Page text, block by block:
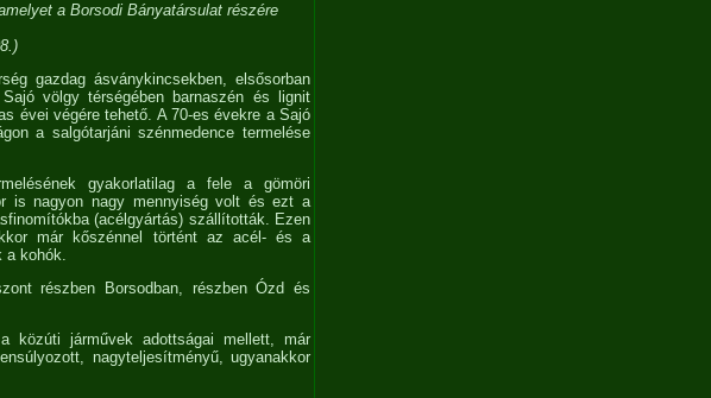
a Borsodi Bányatársulat részére
gazdag ásványkincsekben, elsősorban
völgy térségében barnaszén és lignit
évei végére tehető. A 70-es évekre a Sajó
a salgótarjáni szénmedence termelése
gyakorlatilag a fele a gömöri
is nagyon nagy mennyiség volt és ezt a
(acélgyártás) szállították. Ezen
már kőszénnel történt az acél- és a
a kohók.
részben Borsodban, részben Ózd és
közúti járművek adottságai mellett, már
nagyteljesítményű, ugyanakkor